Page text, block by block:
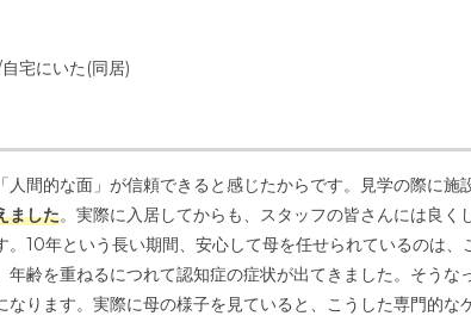
宅にいた(同居)
間的な面」が信頼できると感じたからです。見学の際に施
ました。実際に入居してからも、スタッフの皆さんには良く
10年という長い期間、安心して母を任せられているのは、
齢を重ねるにつれて認知症の症状が出てきました。そうな
ります。実際に母の様子を見ていると、こうした専門的な